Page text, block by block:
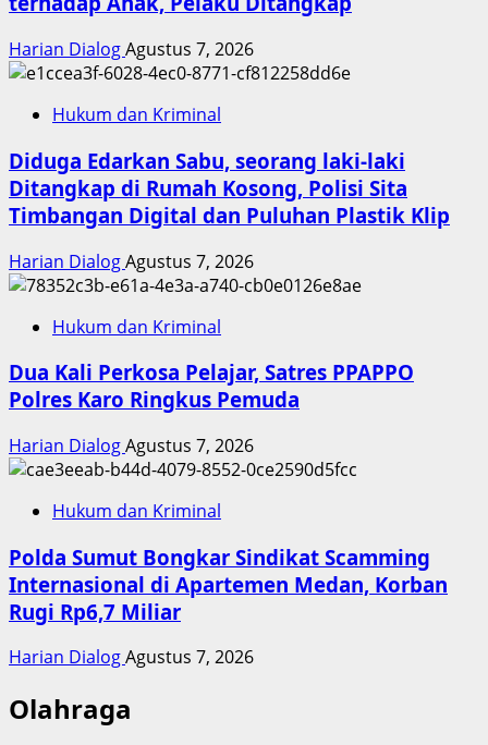
Harian DialogAgustus 7, 2026
Hukum dan Kriminal
Diduga Edarkan Sabu, seorang laki-laki
Ditangkap di Rumah Kosong, Polisi Sita
Timbangan Digital dan Puluhan Plastik Klip
Harian DialogAgustus 7, 2026
Hukum dan Kriminal
Dua Kali Perkosa Pelajar, Satres PPAPPO
Polres Karo Ringkus Pemuda
Harian DialogAgustus 7, 2026
Hukum dan Kriminal
Polda Sumut Bongkar Sindikat Scamming
Internasional di Apartemen Medan, Korban
Rugi Rp6,7 Miliar
Harian DialogAgustus 7, 2026
Olahraga